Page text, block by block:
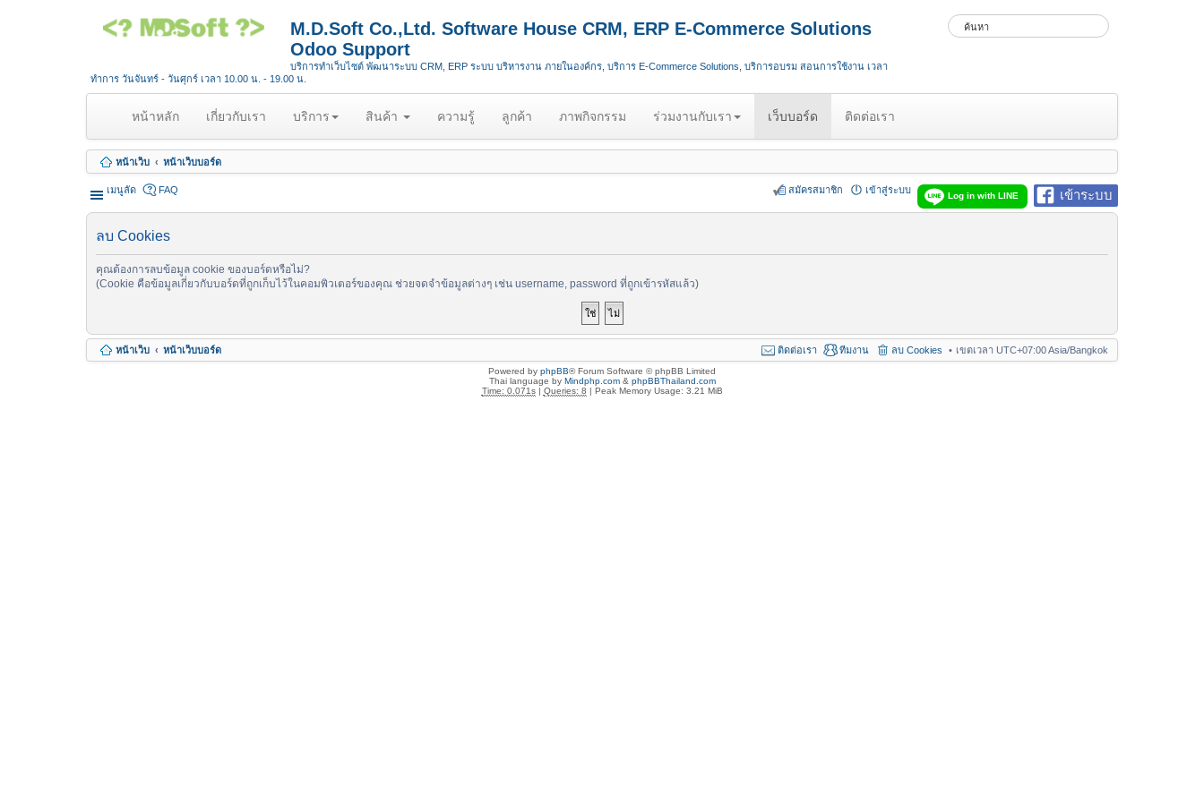
M.D.Soft Co.,Ltd. Software House CRM, ERP E-Commerce Solutions
Odoo Support
บริการทำเว็บไซต์ พัฒนาระบบ CRM, ERP ระบบ บริหารงาน ภายในองค์กร, บริการ E-Commerce Solutions, บริการอบรม สอนการใช้งาน เวลา
ทำการ วันจันทร์ - วันศุกร์ เวลา 10.00 น. - 19.00 น.
หน้าหลัก(
u
r
)
เกี่ยวกับเรา บริการ สินค้า ความรู้ ลูกค้า ภาพกิจกรรม ร่วมงานกับเรา เว็บบอร์ด ติดต่อเรา
หน้าเว็บ หน้าเว็บบอร์ด
เมนูลัด เข้าระบบ
Log in with LINE
FAQ เข้าสู่ระบบ
สมัครสมาชิก
ลบ Cookies
คุณต้องการลบข้อมูล cookie ของบอร์ดหรือไม่?
(Cookie คือข้อมูลเกี่ยวกับบอร์ดที่ถูกเก็บไว้ในคอมพิวเตอร์ของคุณ ช่วยจดจำข้อมูลต่างๆ เช่น username, password ที่ถูกเข้ารหัสแล้ว)
หน้าเว็บ หน้าเว็บบอร์ด เขตเวลา UTC+07:00 Asia/Bangkok
ลบ Cookies
ทีมงาน
ติดต่อเรา
Powered by phpBB® Forum Software © phpBB Limited
Thai language by Mindphp.com& phpBBThailand.com
Time: 0.071s| Queries: 8 | Peak Memory Usage: 3.21 MiB